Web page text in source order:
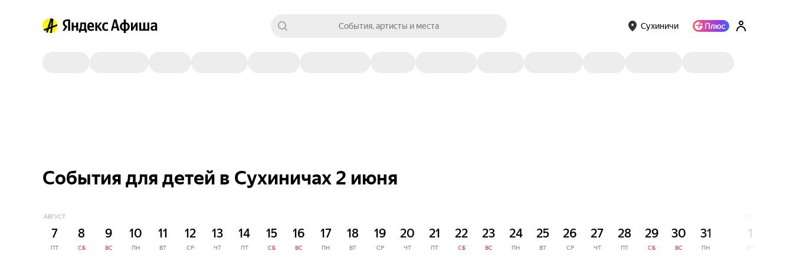
События, артисты и места Сухиничи
События для детей в Сухиничах 2 июня
АВГУСТ
7
ПТ
8
СБ
9
ВС
10
ПН
11
ВТ
12
СР
13
ЧТ
14
ПТ
15
СБ
16
ВС
17
ПН
18
ВТ
19
СР
20
ЧТ
21
ПТ
22
СБ
23
ВС
24
ПН
25
ВТ
26
СР
27
ЧТ
28
ПТ
29
СБ
30
ВС
31
ПН
1
ВТ